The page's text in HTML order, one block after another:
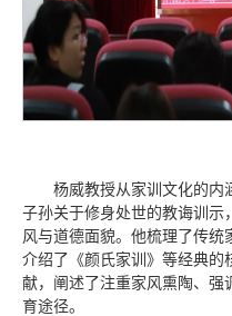
杨威教授从家训文化的内
子孙关于修身处世的教诲训示
风与道德面貌。他梳理了传统
介绍了《颜氏家训》等经典的
献，阐述了注重家风熏陶、强
育途径。